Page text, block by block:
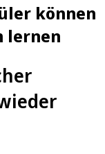
können
lernen